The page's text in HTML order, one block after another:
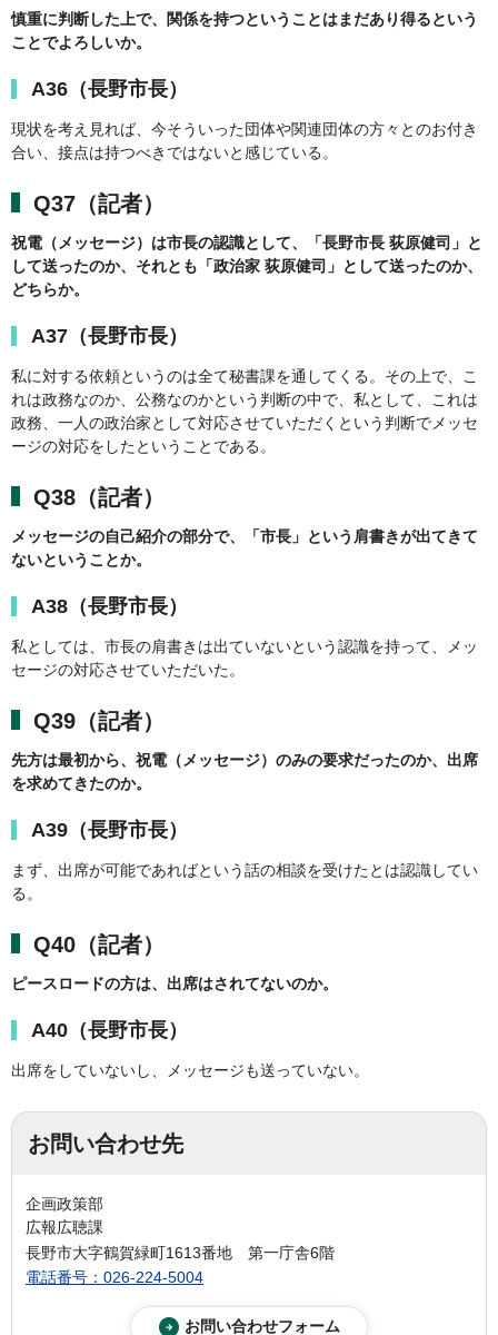
慎重に判断した上で、関係を持つということはまだあり得るという
ことでよろしいか。
A36（長野市長）
現状を考え見れば、今そういった団体や関連団体の方々とのお付き
合い、接点は持つべきではないと感じている。
Q37（記者）
祝電（メッセージ）は市長の認識として、「長野市長 荻原健司」と
して送ったのか、それとも「政治家 荻原健司」として送ったのか、
どちらか。
A37（長野市長）
私に対する依頼というのは全て秘書課を通してくる。その上で、こ
れは政務なのか、公務なのかという判断の中で、私として、これは
政務、一人の政治家として対応させていただくという判断でメッセ
ージの対応をしたということである。
Q38（記者）
メッセージの自己紹介の部分で、「市長」という肩書きが出てきて
ないということか。
A38（長野市長）
私としては、市長の肩書きは出ていないという認識を持って、メッ
セージの対応させていただいた。
Q39（記者）
先方は最初から、祝電（メッセージ）のみの要求だったのか、出席
を求めてきたのか。
A39（長野市長）
まず、出席が可能であればという話の相談を受けたとは認識してい
る。
Q40（記者）
ピースロードの方は、出席はされてないのか。
A40（長野市長）
出席をしていないし、メッセージも送っていない。
お問い合わせ先
企画政策部
広報広聴課
長野市大字鶴賀緑町1613番地 第一庁舎6階
電話番号：026-224-5004